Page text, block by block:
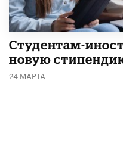
Студентам-
новую
24 МАРТА